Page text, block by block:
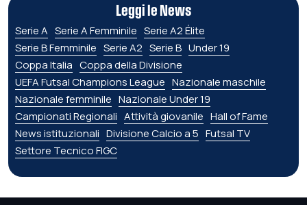
Leggi le News
Serie A Serie A Femminile Serie A2 Élite
Serie B Femminile Serie A2 Serie B Under 19
Coppa Italia Coppa della Divisione
UEFA Futsal Champions League Nazionale maschile
Nazionale femminile Nazionale Under 19
Campionati Regionali Attività giovanile Hall of Fame
News istituzionali Divisione Calcio a 5 Futsal TV
Settore Tecnico FIGC